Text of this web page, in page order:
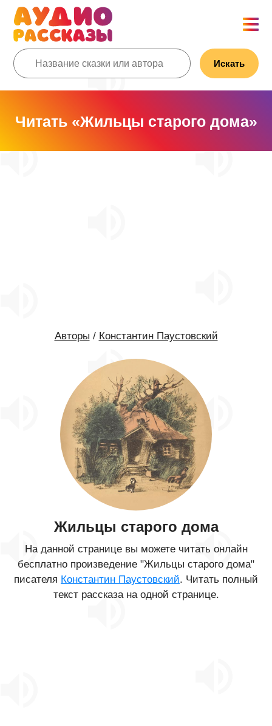
Искать
Читать «Жильцы старого дома»
Авторы / Константин Паустовский
Жильцы старого дома
На данной странице вы можете читать онлайн
бесплатно произведение "Жильцы старого дома"
писателя Константин Паустовский. Читать полный
текст рассказа на одной странице.